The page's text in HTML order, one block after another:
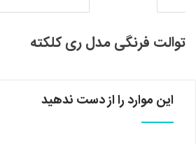
توالت فرنگی مدل ری کلکته
این موارد را از دست ندهید